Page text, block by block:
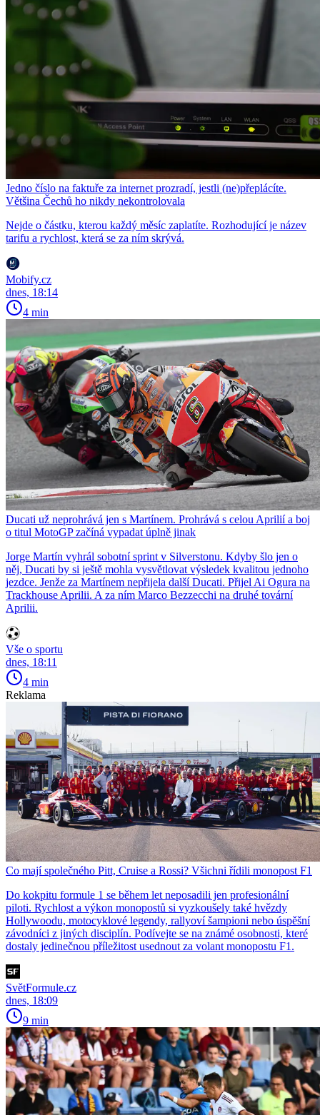
Jedno číslo na faktuře za internet prozradí, jestli (ne)přeplácíte.
Většina Čechů ho nikdy nekontrolovala
Nejde o částku, kterou každý měsíc zaplatíte. Rozhodující je název
tarifu a rychlost, která se za ním skrývá.
Mobify.cz
dnes, 18:14
4 min
Ducati už neprohrává jen s Martínem. Prohrává s celou Aprilií a boj
o titul MotoGP začíná vypadat úplně jinak
Jorge Martín vyhrál sobotní sprint v Silverstonu. Kdyby šlo jen o
něj, Ducati by si ještě mohla vysvětlovat výsledek kvalitou jednoho
jezdce. Jenže za Martínem nepřijela další Ducati. Přijel Ai Ogura na
Trackhouse Aprilii. A za ním Marco Bezzecchi na druhé tovární
Aprilii.
Vše o sportu
dnes, 18:11
4 min
Reklama
Co mají společného Pitt, Cruise a Rossi? Všichni řídili monopost F1
Do kokpitu formule 1 se během let neposadili jen profesionální
piloti. Rychlost a výkon monopostů si vyzkoušely také hvězdy
Hollywoodu, motocyklové legendy, rallyoví šampioni nebo úspěšní
závodníci z jiných disciplín. Podívejte se na známé osobnosti, které
dostaly jedinečnou příležitost usednout za volant monopostu F1.
SvětFormule.cz
dnes, 18:09
9 min